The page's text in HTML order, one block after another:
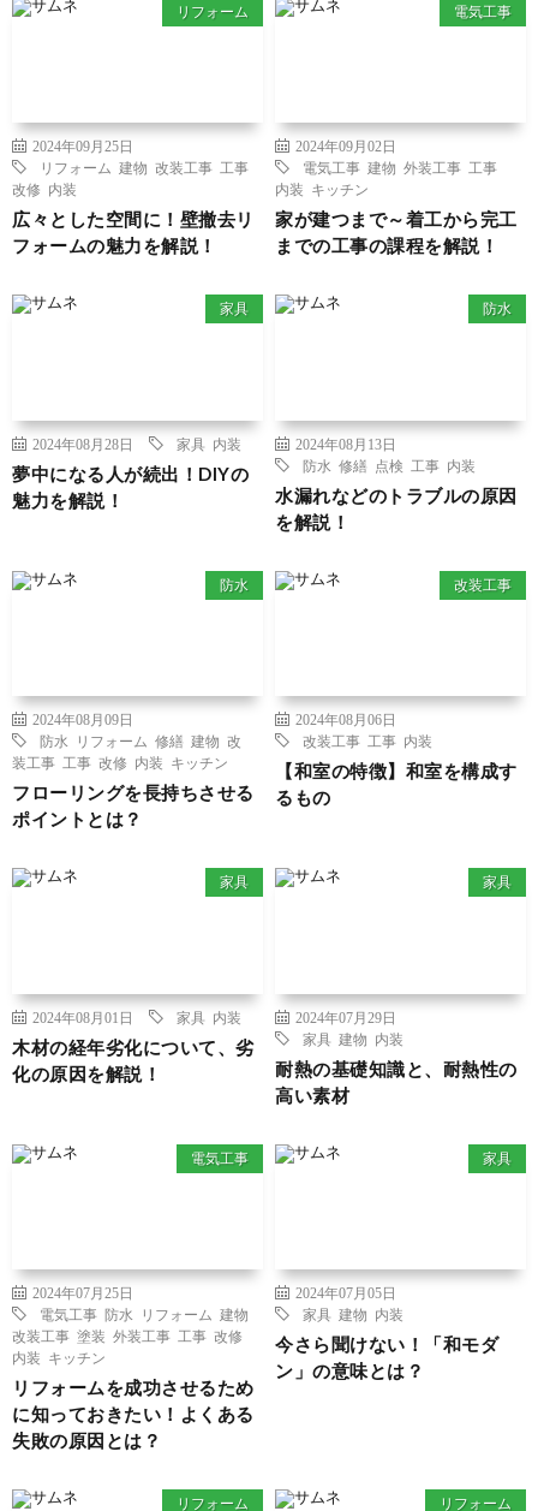
リフォーム
2024年09月25日
リフォーム
建物 改装工事 工事
改修
内装
広々とした空間に！壁撤去リ
フォームの魅力を解説！
電気工事
2024年09月02日
電気工事 建物 外装工事 工事
内装
キッチン
家が建つまで～着工から完工
までの工事の課程を解説！
家具
2024年08月28日 家具 内装
夢中になる人が続出！DIYの
魅力を解説！
防水
2024年08月13日
防水 修繕 点検 工事 内装
水漏れなどのトラブルの原因
を解説！
防水
2024年08月09日
防水
リフォーム 修繕 建物 改
装工事 工事 改修 内装 キッチン
フローリングを長持ちさせる
ポイントとは？
改装工事
2024年08月06日
改装工事 工事 内装
【和室の特徴】和室を構成す
るもの
家具
2024年08月01日 家具 内装
木材の経年劣化について、劣
化の原因を解説！
家具
2024年07月29日
家具 建物 内装
耐熱の基礎知識と、耐熱性の
高い素材
電気工事
2024年07月25日
電気工事
防水 リフォーム
建物
改装工事 塗装 外装工事 工事 改修
内装
キッチン
リフォームを成功させるため
に知っておきたい！よくある
失敗の原因とは？
家具
2024年07月05日
家具 建物 内装
今さら聞けない！「和モダ
ン」の意味とは？
リフォーム リフォーム